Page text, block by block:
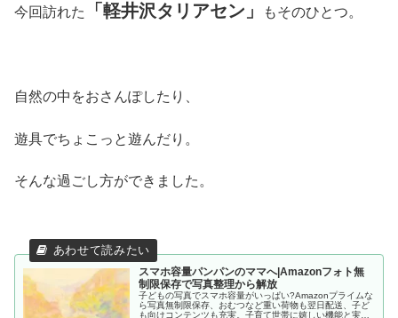
今回訪れた 「軽井沢タリアセン」 もそのひとつ。
自然の中をおさんぽしたり、
遊具でちょこっと遊んだり。
そんな過ごし方ができました。
スマホ容量パンパンのママへ|Amazonフォト無
制限保存で写真整理から解放
子どもの写真でスマホ容量がいっぱい?Amazonプライムな
ら写真無制限保存、おむつなど重い荷物も翌日配送、子ど
も向けコンテンツも充実。子育て世帯に嬉しい機能と実際